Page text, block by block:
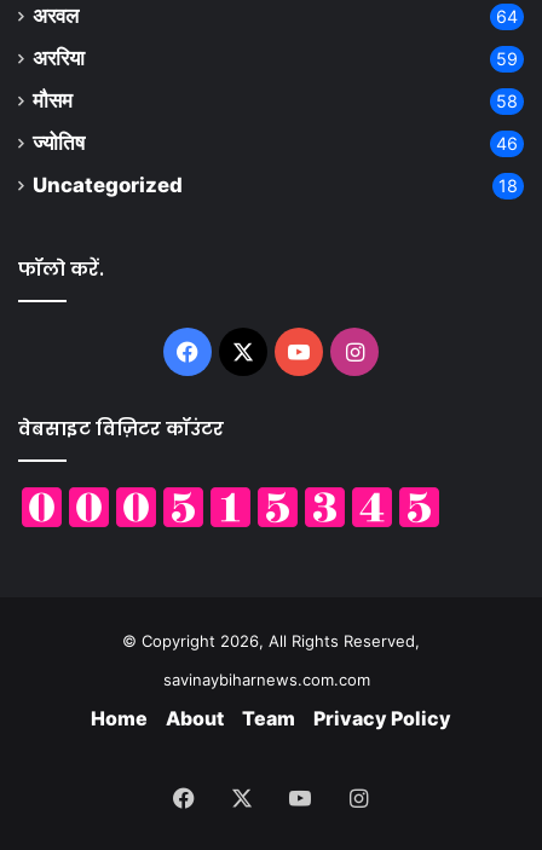
अरवल 64
अररिया 59
मौसम 58
ज्योतिष 46
Uncategorized 18
फॉलो करें.
Facebook
X YouTubeInstagram
वेबसाइट विज़िटर कॉउंटर
© Copyright 2026, All Rights Reserved,
savinaybiharnews.com.com
Home About Team Privacy Policy
Facebook YouTubeInstagram